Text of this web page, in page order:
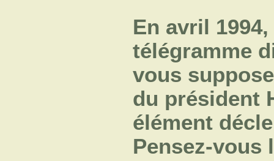
En avril
télégramme
vous
du président
élément
Pensez-vous